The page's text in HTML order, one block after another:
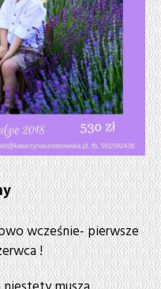
wcześnie- pierwsze
!